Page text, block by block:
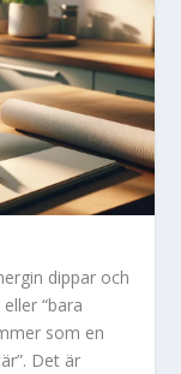
dippar och
“bara
som en
Det är